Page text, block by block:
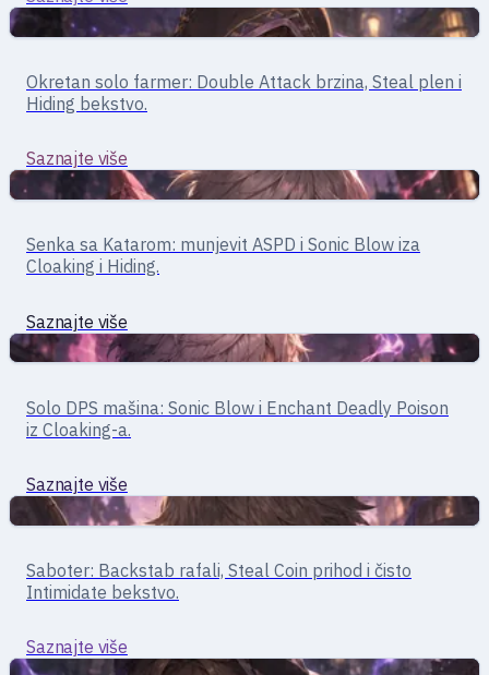
Bliski borci
Thief
Okretan solo farmer: Double Attack brzina, Steal plen i
Hiding bekstvo.
Saznajte više
Bliski borci
Assassin
Senka sa Katarom: munjevit ASPD i Sonic Blow iza
Cloaking i Hiding.
Saznajte više
Bliski borci
Assassin Cross
Solo DPS mašina: Sonic Blow i Enchant Deadly Poison
iz Cloaking-a.
Saznajte više
Bliski borci
Rogue
Saboter: Backstab rafali, Steal Coin prihod i čisto
Intimidate bekstvo.
Saznajte više